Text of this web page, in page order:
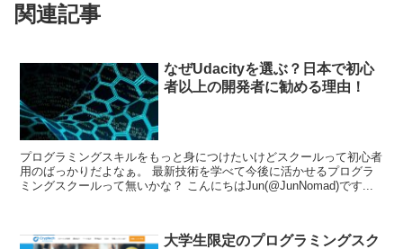
関連記事
なぜUdacityを選ぶ？日本で初心
者以上の開発者に勧める理由！
プログラミングスキルをもっと身につけたいけどスクールって初心者
用のばっかりだよなぁ。 最新技術を学べて今後に活かせるプログラ
ミングスクールって無いかな？ こんにちはJun(@JunNomad)です...
大学生限定のプログラミングスク